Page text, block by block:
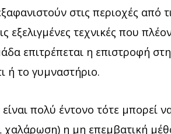
στις περιοχές από
τεχνικές που
επιτρέπεται η επιστροφή
ή το γυμναστήριο.
πολύ έντονο τότε μπορεί
η μη επεμβατική